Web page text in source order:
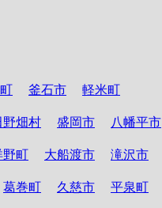
釜石市 軽米町
野畑村 盛岡市 八幡平市
野町 大船渡市 滝沢市
葛巻町 久慈市 平泉町